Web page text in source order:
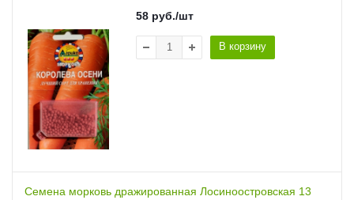
58 руб./шт
В корзину
Семена морковь дражированная Лосиноостровская 13